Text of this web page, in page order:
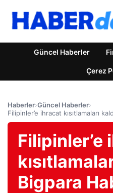
Güncel Haberler
Çerez
Haberler›Güncel Haberler›
Filipinler’e ihracat kısıtlamaları
Filipinler’e
Bigpara